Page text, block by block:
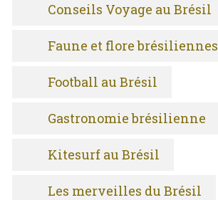
Conseils Voyage au Brésil
Faune et flore brésiliennes
Football au Brésil
Gastronomie brésilienne
Kitesurf au Brésil
Les merveilles du Brésil